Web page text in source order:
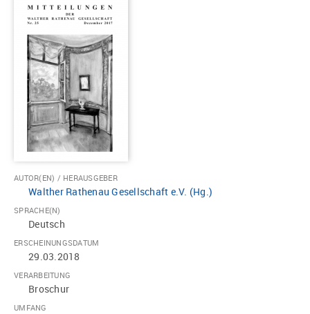
AUTOR(EN) / HERAUSGEBER
Walther Rathenau Gesellschaft e.V. (Hg.)
SPRACHE(N)
Deutsch
ERSCHEINUNGSDATUM
29.03.2018
VERARBEITUNG
Broschur
UMFANG